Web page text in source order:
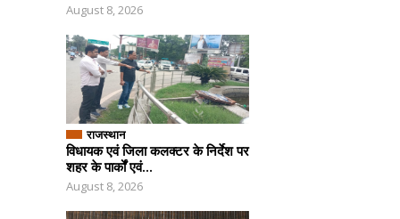
August 8, 2026
राजस्थान
विधायक एवं जिला कलक्टर के निर्देश पर
शहर के पार्कों एवं...
August 8, 2026